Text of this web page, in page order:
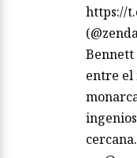
https://
entre el